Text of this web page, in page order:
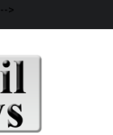
-->